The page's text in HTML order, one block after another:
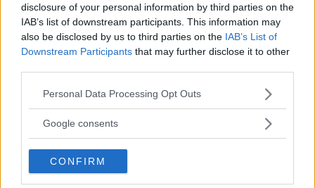
disclosure of your personal information by third parties on the
IAB’s list of downstream participants. This information may
also be disclosed by us to third parties on the IAB’s List of
Downstream Participants that may further disclose it to other
Please note that this website/app uses one or more Google
not limited to your visit or usage behaviour. You may click to
use your data for below specified purposes in below Google
consent section.
Personal Data Processing Opt Outs
Google consents
CONFIRM
– Att ersätta konventionella speglar med digitala system
skapar en unik möjlighet att förbättra förarnas sikt och
mörkerseende. Detta förbättrar säkerheten samtidigt som
Läs också
Därför är de fysiska
utrotningshotade